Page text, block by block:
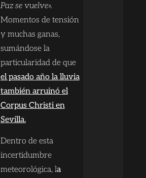
Paz se vuelve».
Momentos de tensión
y muchas ganas,
sumándose la
particularidad de que
el pasado año la lluvia
también arruinó el
Corpus Christi en
Sevilla.
Dentro de esta
incertidumbre
meteorológica, la